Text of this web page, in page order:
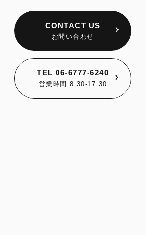
CONTACT US
お問い合わせ
TEL06-6777-6240
営業時間 8:30-17:30